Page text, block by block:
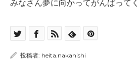
みなさん夢に向かってがんばってく
投稿者: heita.nakanishi